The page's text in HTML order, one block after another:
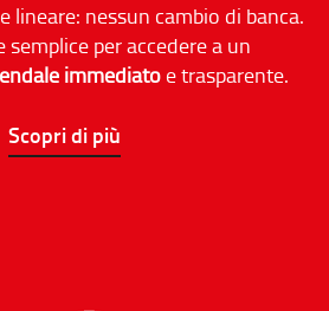
lineare: nessun cambio di banca.
semplice per accedere a un
immediato e trasparente.
Scopri di più